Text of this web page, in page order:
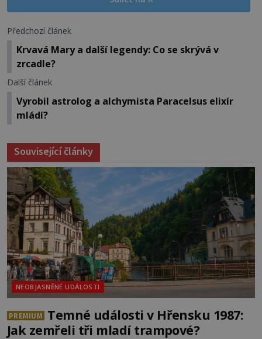
Předchozí článek
Krvavá Mary a další legendy: Co se skrývá v
zrcadle?
Další článek
Vyrobil astrolog a alchymista Paracelsus elixír
mládí?
Související články
NEOBJASNĚNÉ UDÁLOSTI
PREMIUM
Temné události v Hřensku 1987:
Jak zemřeli tři mladí trampové?